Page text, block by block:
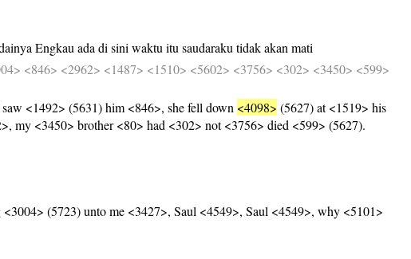
Engkau ada di sini waktu itu saudaraku tidakakan mati
<846> <2962> <1487> <1510> <5602> <3756> <302> <3450> <599>
<1492> (5631) him <846>, she fell down <4098> (5627) at <1519> his
my <3450> brother <80> had <302> not <3756> died <599> (5627).
(5723) unto me <3427>, Saul <4549>, Saul <4549>, why <5101>